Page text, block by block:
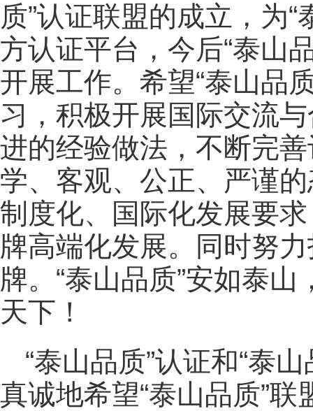
质”认证联盟的成立，为
方认证平台，今后“泰山
开展工作。希望“泰山品
习，积极开展国际交流
进的经验做法，不断完
学、客观、公正、严谨
制度化、国际化发展要
牌高端化发展。同时努
牌。“泰山品质”安如泰
天下！
“泰山品质”认证和“泰
真诚地希望“泰山品质”